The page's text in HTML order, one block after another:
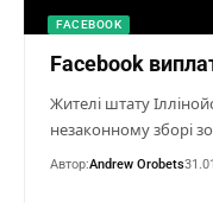
FACEBOOK
Facebook
Жителі штату
незаконному зборі
Автор:Andrew Orobets